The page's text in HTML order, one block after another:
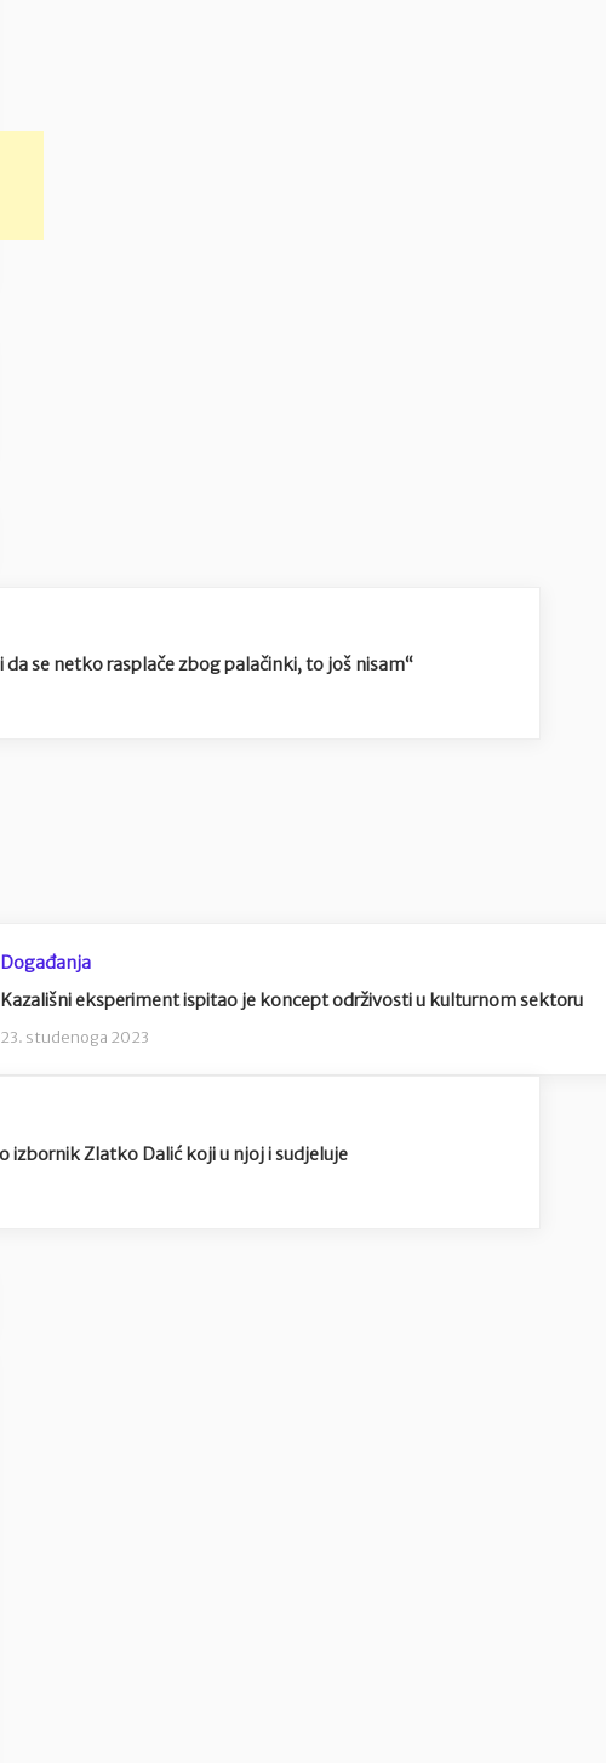
da se netko rasplače zbog palačinki, to još nisam“
Događanja
Kazališni eksperiment ispitao je koncept održivosti u kulturnom sektoru
23. studenoga 2023
izbornik Zlatko Dalić koji u njoj i sudjeluje